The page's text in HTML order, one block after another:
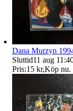
Dana Murzyn
Sluttid11 aug
Pris:15 kr,Köp nu.